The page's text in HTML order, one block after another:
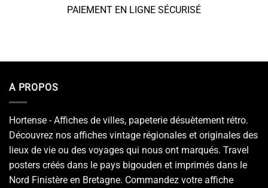
PAIEMENT EN LIGNE SÉCURISÉ
A PROPOS
Hortense - Affiches de villes, papeterie désuètement rétro.
Découvrez nos affiches vintage régionales et originales des
lieux de vie ou des voyages qui nous ont marqués. Travel
posters créés dans le pays bigouden et imprimés dans le
Nord Finistère en Bretagne. Commandez votre affiche